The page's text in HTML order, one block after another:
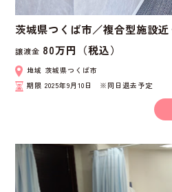
茨城県つくば市／複合型施設近
譲渡金 80万円（税込）
地域 茨城県つくば市
期限2025年9月10日 ※同日退去予定